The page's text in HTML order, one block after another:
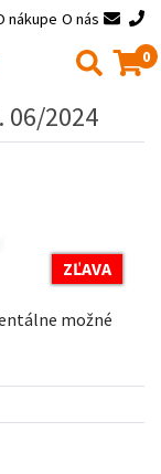
nákupe O nás
0
06/2024
ZĽAVA
možné